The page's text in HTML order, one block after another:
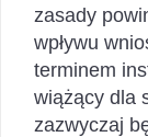
zasady
wpływu
terminem
wiążący dla
zazwyczaj